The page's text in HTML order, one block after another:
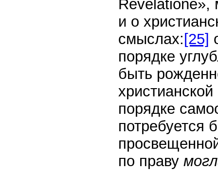
Revelatione»,
и о
смыслах: [25]
порядке
быть
порядке
потребуется
по праву